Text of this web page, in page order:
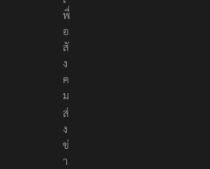
พื่
อ
สั
ง
ค
ม
ส่
ง
ข่
า